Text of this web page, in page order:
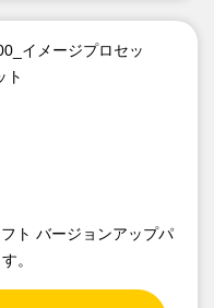
ト バージョンアップパ
。